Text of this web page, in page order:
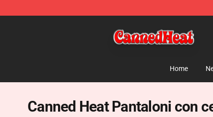
Home
Canned Heat Pantaloni con